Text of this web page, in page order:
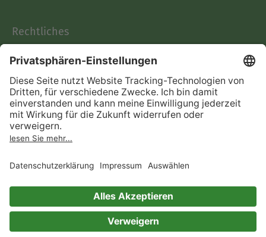
Rechtliches
AGB
Informationen nach Data
Act
Verträge hier kündigen
Impressum
Immer ein gutes Buch